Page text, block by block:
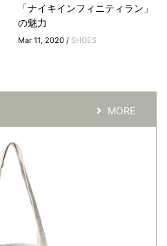
「ナイキインフィニティラン」
の魅力
Mar 11, 2020 / SHOES
MORE